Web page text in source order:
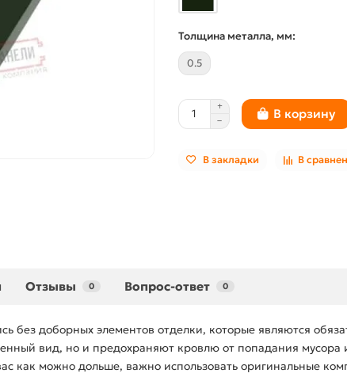
Толщина металла, мм:
0.5
В корзину
В закладки В
Отзывы 0 Вопрос-ответ 0
без доборных элементов отделки, которые являются
вид, но и предохраняют кровлю от попадания мусора
как можно дольше, важно использовать оригинальные